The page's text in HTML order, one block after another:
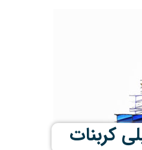
کربنات